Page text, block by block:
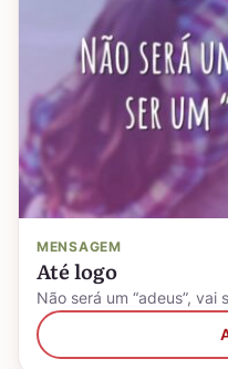
MENSAGEM
Até logo
Não será um “adeus”, vai